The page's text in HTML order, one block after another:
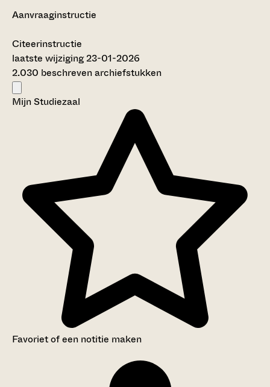
Aanvraaginstructie
Citeerinstructie
laatste wijziging 23-01-2026
2.030 beschreven archiefstukken
Mijn Studiezaal
Favoriet of een notitie maken